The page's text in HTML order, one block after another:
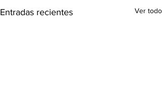
Entradas recientes Ver todo